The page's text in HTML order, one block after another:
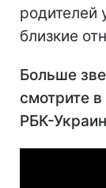
родителей
близкие
Больше
смотрите
РБК-